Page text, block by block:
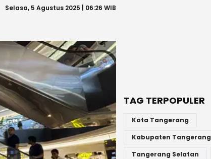
Selasa, 5 Agustus 2025 | 06:26 WIB
TAG TERPOPULER
Kota Tangerang
Kabupaten Tangerang
Tangerang Selatan